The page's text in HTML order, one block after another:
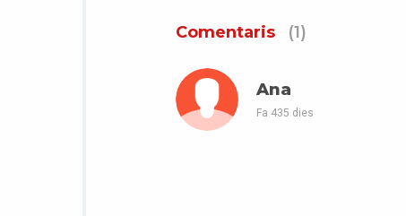
Comentaris (1)
Ana
Fa 435 dies